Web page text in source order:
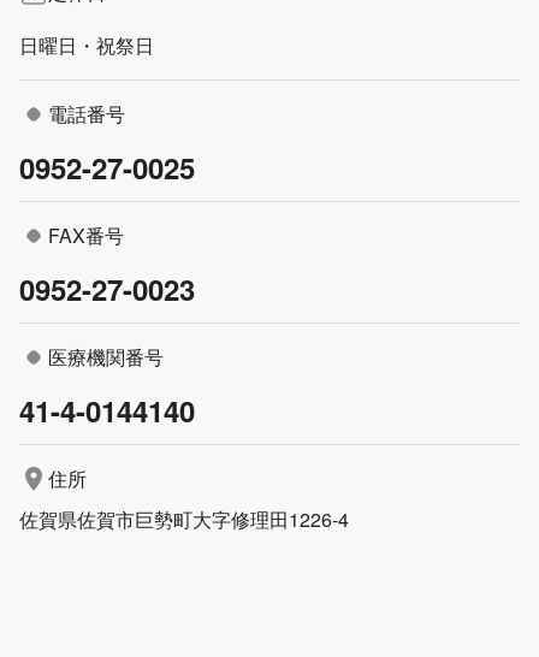
日曜日・祝祭日
電話番号
0952-27-0025
FAX番号
0952-27-0023
医療機関番号
41-4-0144140
住所
佐賀県佐賀市巨勢町大字修理田1226-4